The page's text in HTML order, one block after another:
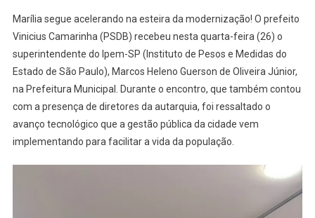
Marília segue acelerando na esteira da modernização! O prefeito
Vinicius Camarinha (PSDB) recebeu nesta quarta-feira (26) o
superintendente do Ipem-SP (Instituto de Pesos e Medidas do
Estado de São Paulo), Marcos Heleno Guerson de Oliveira Júnior,
na Prefeitura Municipal. Durante o encontro, que também contou
com a presença de diretores da autarquia, foi ressaltado o
avanço tecnológico que a gestão pública da cidade vem
implementando para facilitar a vida da população.